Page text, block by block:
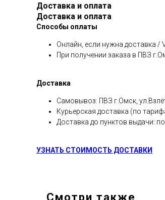
Доставка и оплата
Доставка и оплата
Способы оплаты
Онлайн, если нужна доставка /
При получении заказа в ПВЗ
Доставка
Самовывоз: ПВЗ г.Омск,
Курьерская доставка (по
Доставка до пунктов выдачи:
УЗНАТЬ СТОИМОСТЬ ДОСТАВКИ
Смотри также